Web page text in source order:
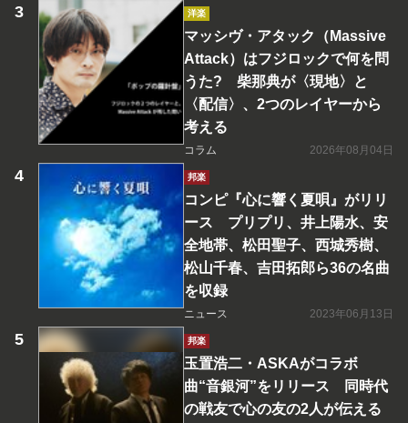
洋楽
マッシヴ・アタック（Massive
Attack）はフジロックで何を問
うた? 柴那典が〈現地〉と
〈配信〉、2つのレイヤーから
考える
コラム 2026年08月04日
邦楽
コンピ『心に響く夏唄』がリリ
ース プリプリ、井上陽水、安
全地帯、松田聖子、西城秀樹、
松山千春、吉田拓郎ら36の名曲
を収録
ニュース 2023年06月13日
邦楽
玉置浩二・ASKAがコラボ
曲“音銀河”をリリース 同時代
の戦友で心の友の2人が伝える